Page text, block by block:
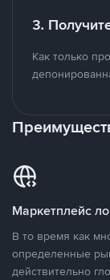
3.
Как только
Маркетплейс
В то время как
определенные
действительно